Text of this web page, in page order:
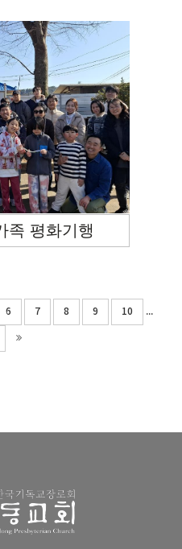
족 평화기행
6 7 8 9 10 ...